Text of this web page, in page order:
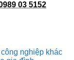
03 5152
nghiệp khác